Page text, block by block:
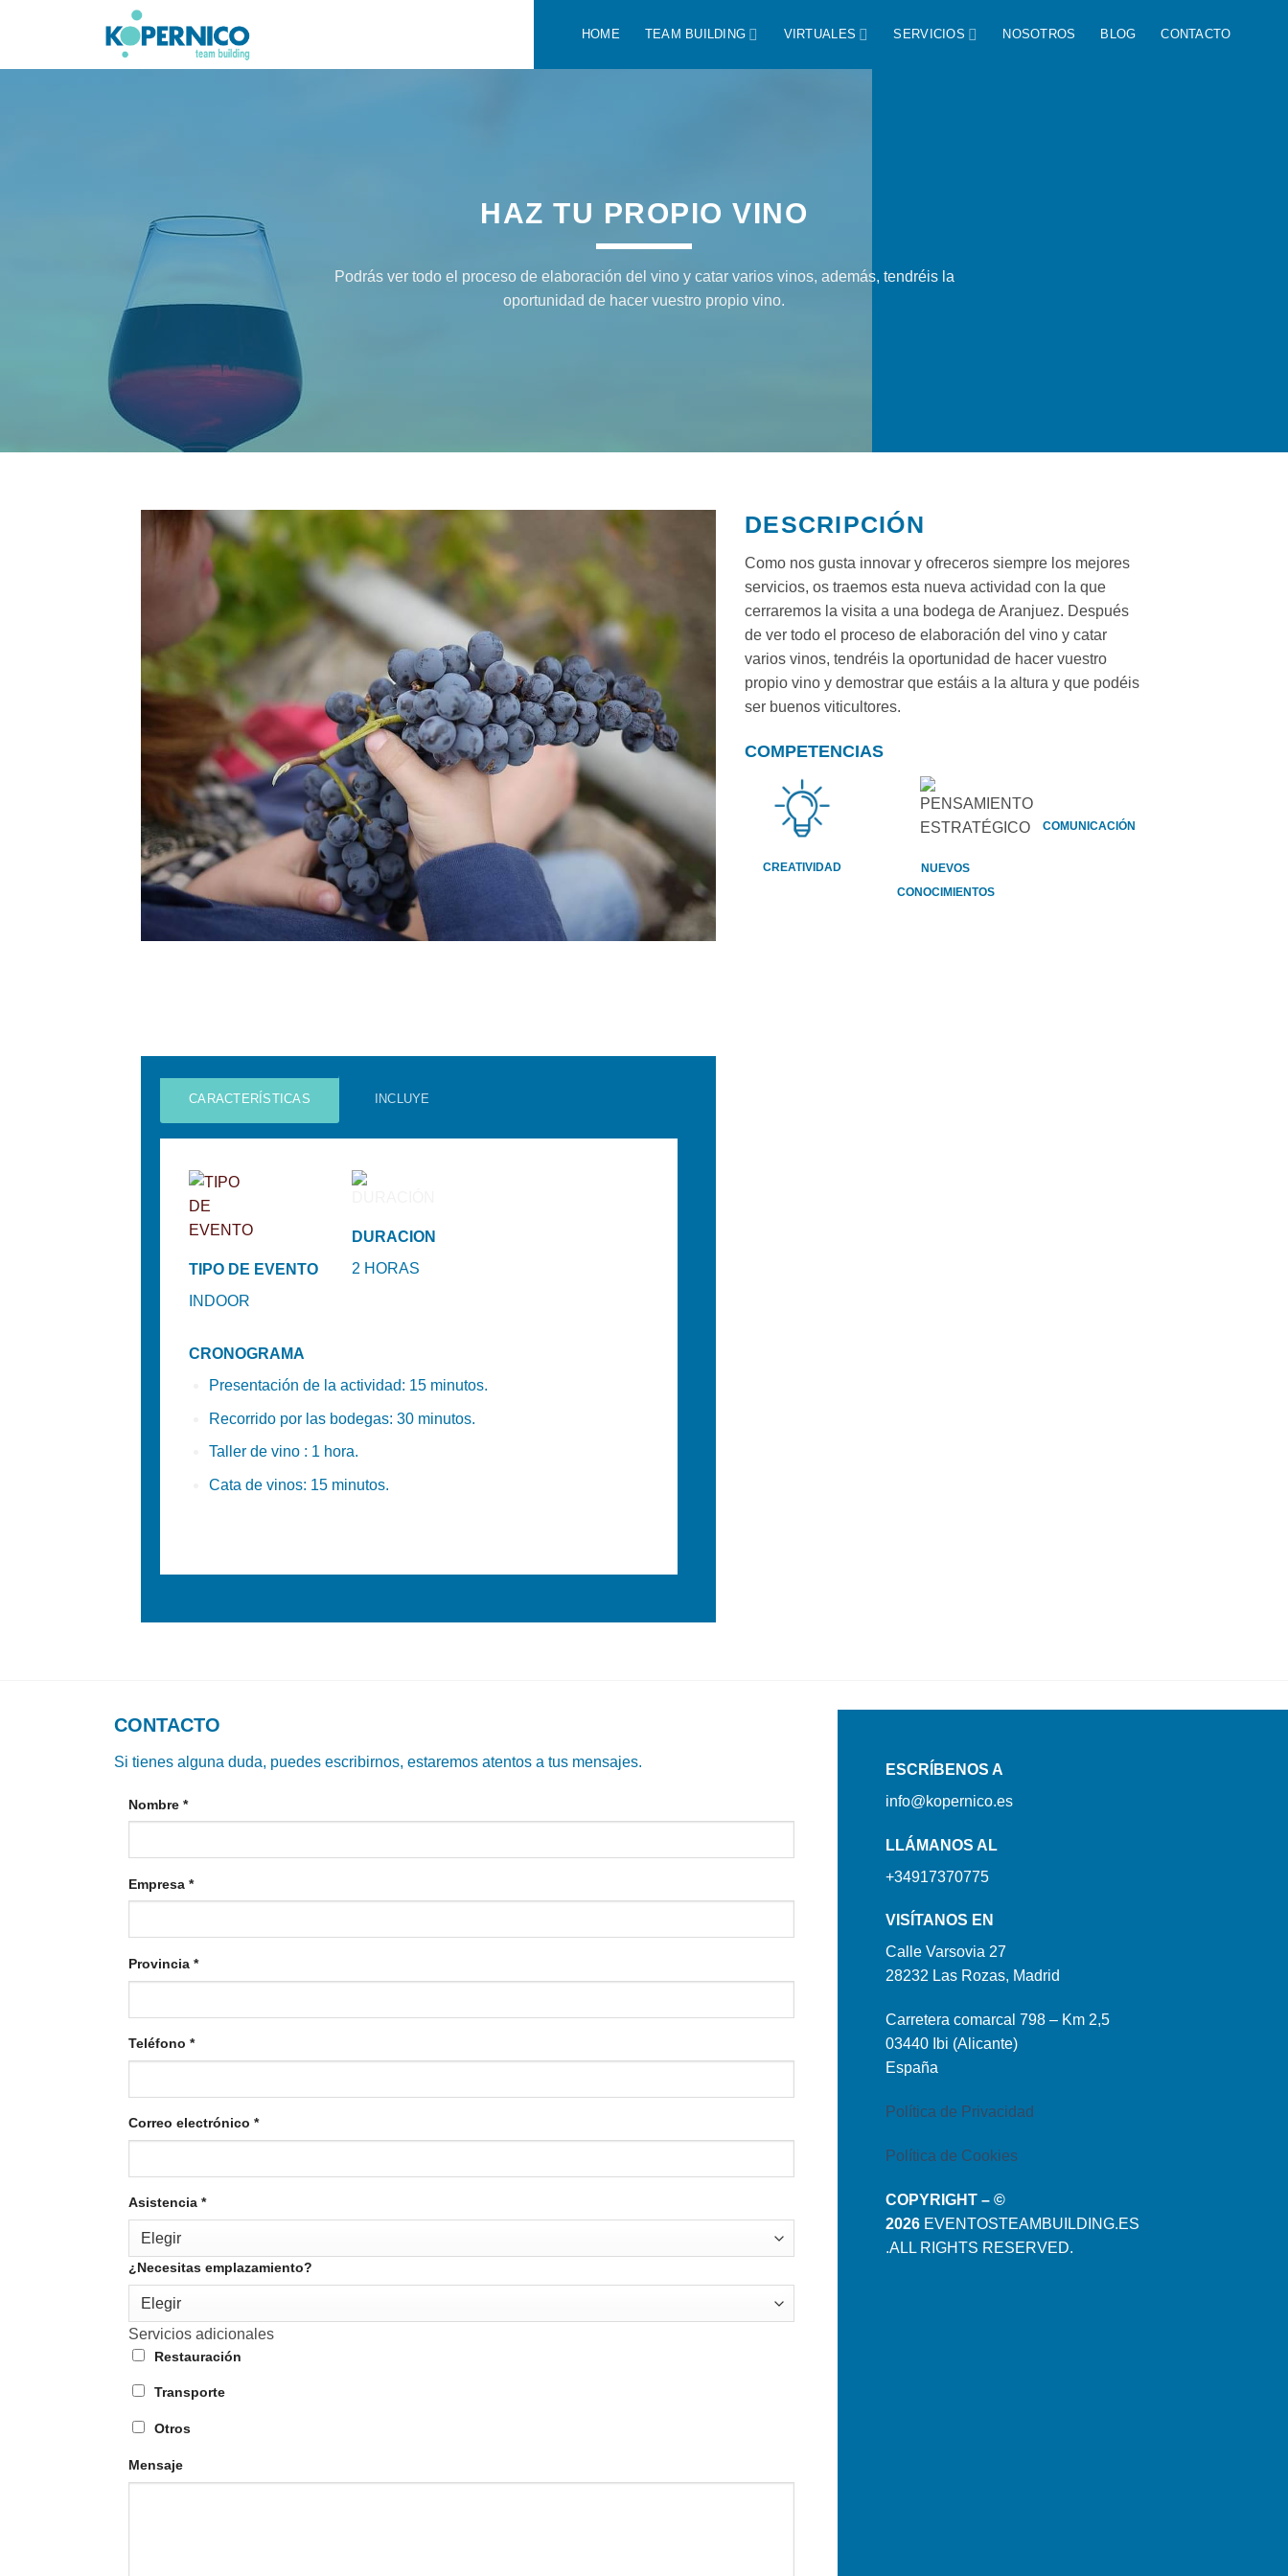
HOME TEAM BUILDING VIRTUALES SERVICIOS NOSOTROS BLOG CONTACTO
HAZ TU PROPIO VINO
Podrás ver todo el proceso de elaboración del vino y catar varios vinos, además, tendréis la
oportunidad de hacer vuestro propio vino.
DESCRIPCIÓN
Como nos gusta innovar y ofreceros siempre los mejores
servicios, os traemos esta nueva actividad con la que
cerraremos la visita a una bodega de Aranjuez. Después
de ver todo el proceso de elaboración del vino y catar
varios vinos, tendréis la oportunidad de hacer vuestro
propio vino y demostrar que estáis a la altura y que podéis
ser buenos viticultores.
COMPETENCIAS
CREATIVIDAD
NUEVOS
CONOCIMIENTOS
COMUNICACIÓN
CARACTERÍSTICAS INCLUYE
TIPO DE EVENTO
INDOOR
DURACION
2 HORAS
CRONOGRAMA
Presentación de la actividad: 15 minutos.
Recorrido por las bodegas: 30 minutos.
Taller de vino : 1 hora.
Cata de vinos: 15 minutos.
CONTACTO
Si tienes alguna duda, puedes escribirnos, estaremos atentos a tus mensajes.
Nombre*
Empresa*
Provincia*
Teléfono*
Correo electrónico*
Asistencia*
Elegir
¿Necesitas emplazamiento?
Elegir
Servicios adicionales
Restauración
Transporte
Otros
Mensaje
ESCRÍBENOS A
info@kopernico.es
LLÁMANOS AL
+34917370775
VISÍTANOS EN
Calle Varsovia 27
28232 Las Rozas, Madrid
Carretera comarcal 798 – Km 2,5
03440 Ibi (Alicante)
España
Política de Privacidad
Política de Cookies
COPYRIGHT – ©
2026EVENTOSTEAMBUILDING.ES
.ALL RIGHTS RESERVED.